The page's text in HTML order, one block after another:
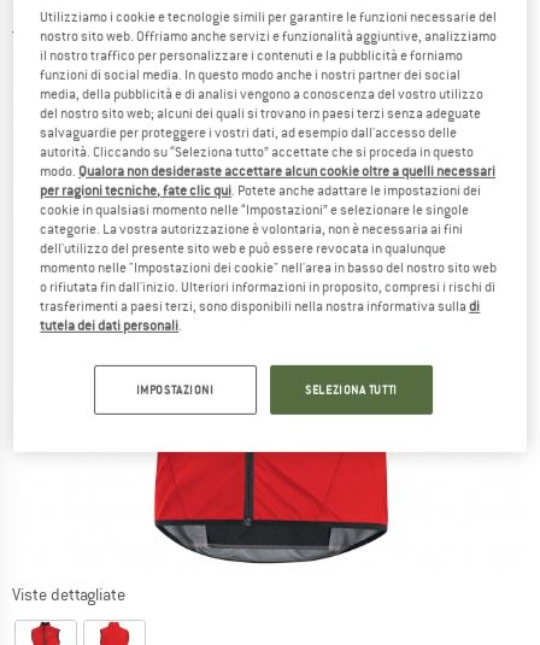
4,5(2)
Viste dettagliate
Utilizziamo i cookie e tecnologie simili per garantire le funzioni necessarie del
nostro sito web. Offriamo anche servizi e funzionalità aggiuntive, analizziamo
il nostro traffico per personalizzare i contenuti e la pubblicità e forniamo
funzioni di social media. In questo modo anche i nostri partner dei social
media, della pubblicità e di analisi vengono a conoscenza del vostro utilizzo
del nostro sito web; alcuni dei quali si trovano in paesi terzi senza adeguate
salvaguardie per proteggere i vostri dati, ad esempio dall'accesso delle
autorità. Cliccando su “Seleziona tutto” accettate che si proceda in questo
modo. Qualora non desideraste accettare alcun cookie oltre a quelli necessari
per ragioni tecniche, fate clic qui . Potete anche adattare le impostazioni dei
cookie in qualsiasi momento nelle “Impostazioni” e selezionare le singole
categorie. La vostra autorizzazione è volontaria, non è necessaria ai fini
dell'utilizzo del presente sito web e può essere revocata in qualunque
momento nelle "Impostazioni dei cookie" nell'area in basso del nostro sito web
o rifiutata fin dall'inizio. Ulteriori informazioni in proposito, compresi i rischi di
trasferimenti a paesi terzi, sono disponibili nella nostra informativa sulladi
tutela dei dati personali
IMPOSTAZIONI SELEZIONA TUTTI